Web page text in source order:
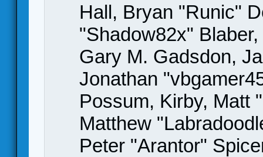
Hall, Bryan "Runic"
"Shadow82x"
Gary M. Gadsdon,
Jonathan
Possum, Kirby, Matt
Matthew
Peter "Arantor"